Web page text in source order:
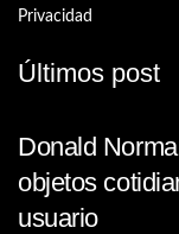
Privacidad
Últimos post
Donald
objetos
usuario